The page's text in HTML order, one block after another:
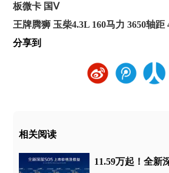
板微卡 国Ⅴ
王牌腾狮 玉柴4.3L 160马力 3650轴
分享到
相关阅读
11.59万起！全新